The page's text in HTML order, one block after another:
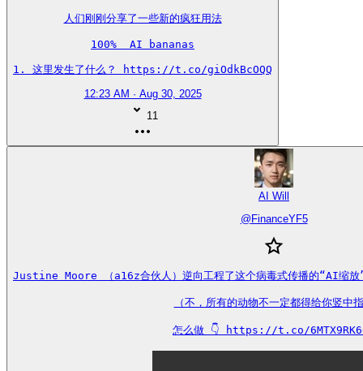
人们刚刚分享了一些新的疯狂用法
100%  AI bananas
1. 这里发生了什么？ https://t.co/giOdkBcOQQ
12:23 AM · Aug 30, 2025
11
AI Will
@ FinanceYF5
Justine Moore （a16z合伙人）逆向工程了这个病毒式传播的“AI缩放”
（不，所有的动物不一定都得给你竖中
怎么做 👇 https://t.co/